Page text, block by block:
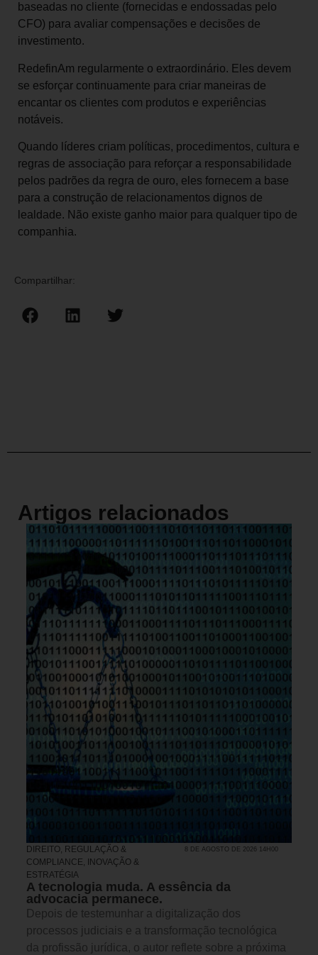
baseadas no cliente (fornecidas e endossadas pelo
CFO) para avaliar compensações e decisões de
investimento.
RedefinAm regularmente o extraordinário. Eles devem
se esforçar continuamente para criar maneiras de
encantar os clientes com produtos e experiências
notáveis.
Quando líderes criam políticas, procedimentos, cultura e
regras de associação para reforçar a responsabilidade
pelos padrões da regra de ouro, eles fornecem a base
para a construção de relacionamentos dignos de
lealdade. Não existe ganho maior para qualquer tipo de
companhia.
Compartilhar:
Artigos relacionados
DIREITO, REGULAÇÃO &
COMPLIANCE,
INOVAÇÃO &
ESTRATÉGIA
8 DE AGOSTO DE 2026 14H00
A tecnologia muda. A essência da
advocacia permanece.
Depois de testemunhar a digitalização dos
processos judiciais e a transformação tecnológica
da profissão jurídica, o autor reflete sobre a próxima